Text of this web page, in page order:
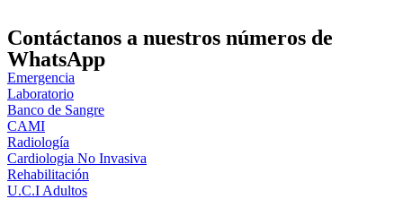
Contáctanos a nuestros números de
WhatsApp
Emergencia
Laboratorio
Banco de Sangre
CAMI
Radiología
Cardiologia No Invasiva
Rehabilitación
U.C.I Adultos